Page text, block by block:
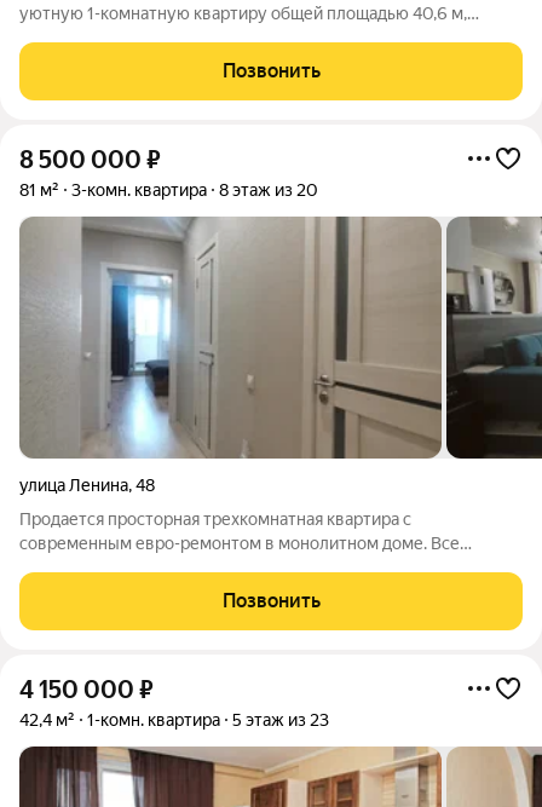
уютную 1-комнатную квартиру общей площадью 40,6 м,
по адресу: г. Нижневартовск, ул. Нововартовская, д. 5.
Позвонить
8 500 000 ₽
81 м² 3-комн. квартира 8 этаж из 20
улица Ленина,48
Продается просторная трехкомнатная квартира с
современным евро-ремонтом в монолитном доме. Все
приватность. Из окон открывается вид на тихий двор, где
расположена спортивная площадка. Дом оснащен
Позвонить
4 150 000 ₽
42,4 м² 1-комн. квартира 5 этаж из 23